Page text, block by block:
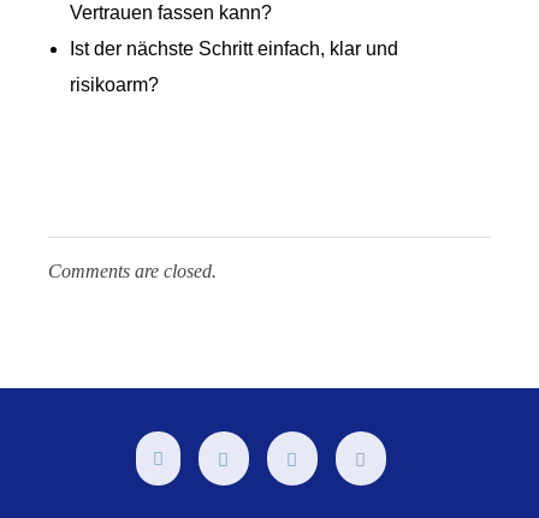
Vertrauen fassen kann?
Ist der nächste Schritt einfach, klar und
risikoarm?
Comments are closed.